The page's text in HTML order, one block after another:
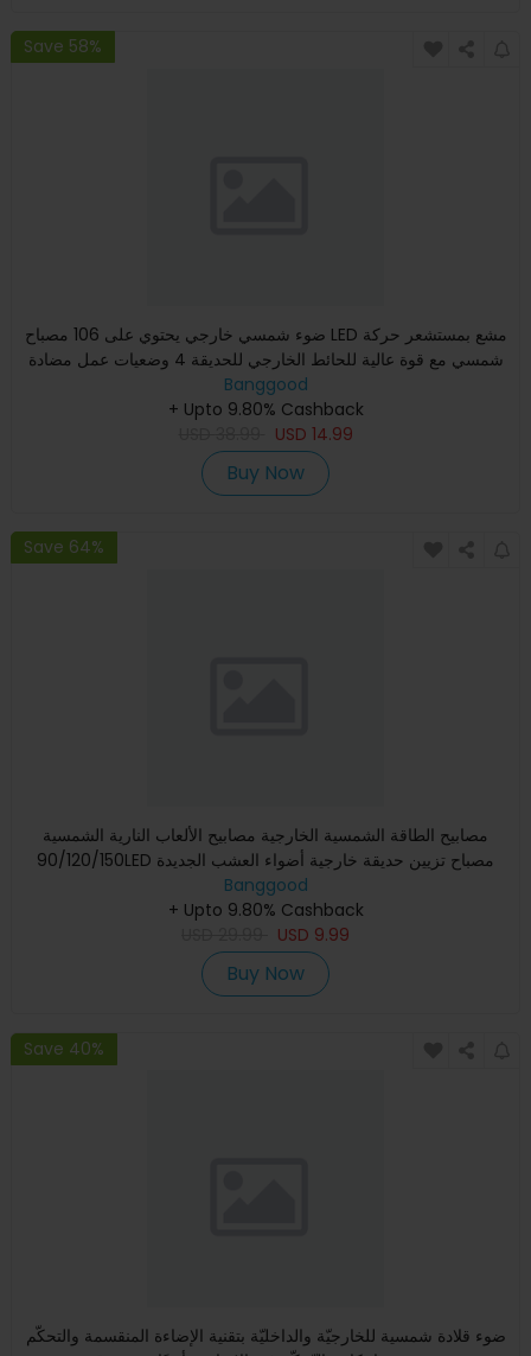
Save 58%
ضوء شمسي خارجي يحتوي على 106 مصباح LED مشع بمستشعر حركة
شمسي مع قوة عالية للحائط الخارجي للحديقة 4 وضعيات عمل مضادة
للما
Banggood
+ Upto 9.80% Cashback
USD 14.99
Buy Now
Save 64%
مصابيح الطاقة الشمسية الخارجية مصابيح الألعاب النارية الشمسية
90/120/150LED مصباح تزيين حديقة خارجية أضواء العشب الجديدة
Banggood
+ Upto 9.80% Cashback
USD 9.99
Buy Now
Save 40%
ضوء قلادة شمسية للخارجيّة والداخليّة بتقنية الإضاءة المنقسمة والتحكّم